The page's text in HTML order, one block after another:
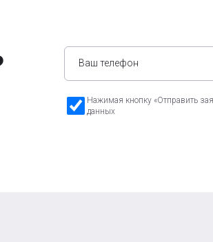
Нажимая кнопку «Отправить
данных